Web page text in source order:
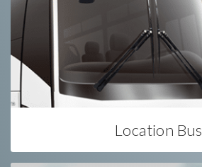
Location Bus